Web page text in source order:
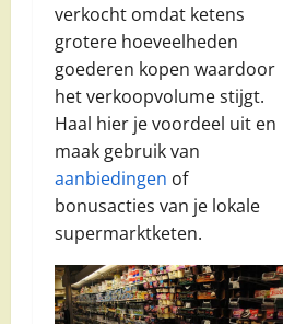
verkocht omdat ketens
grotere hoeveelheden
goederen kopen waardoor
het verkoopvolume stijgt.
Haal hier je voordeel uit en
maak gebruik van
aanbiedingen of
bonusacties van je lokale
supermarktketen.